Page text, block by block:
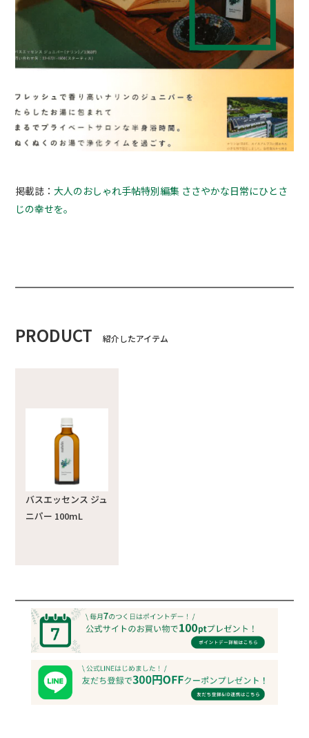
掲載誌：大人のおしゃれ手帖特別編集 ささやかな日常にひとさ
じの幸せを。
PRODUCT 紹介したアイテム
バスエッセンス ジュ
ニパー 100mL